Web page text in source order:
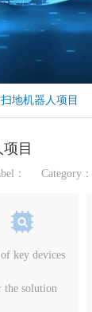
地机器人项目
目
： Category：
key devices
the solution